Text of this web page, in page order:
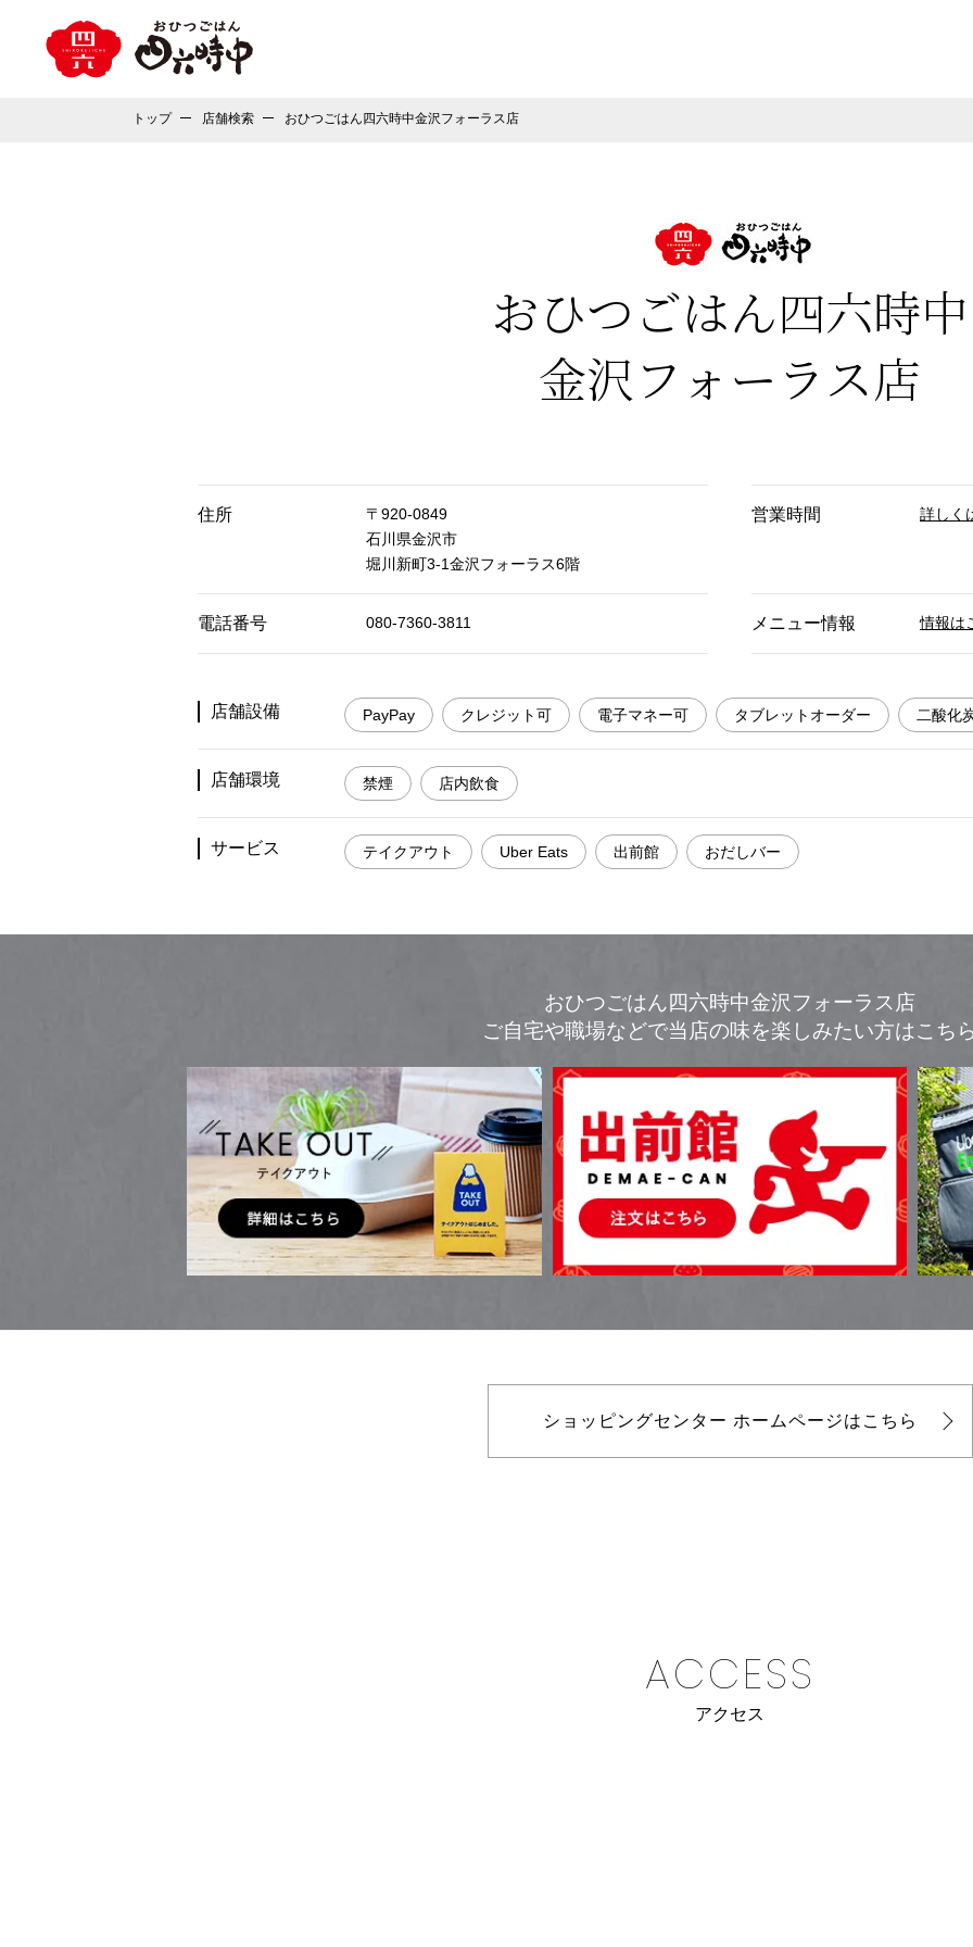
トップ 店舗検索 おひつごはん四六時中金沢フォーラス店
おひつごはん四六時中
金沢フォーラス店
住所
〒920-0849
石川県金沢市
堀川新町3-1金沢フォーラス6階
営業時間 詳しく
電話番号 080-7360-3811 メニュー情報 情報は
店舗設備 PayPay クレジット可 電子マネー可 タブレットオーダー 二酸化
店舗環境 禁煙 店内飲食
サービス テイクアウト Uber Eats 出前館 おだしバー
おひつごはん四六時中金沢フォーラス店
ご自宅や職場などで当店の味を楽しみたい方はこち
ショッピングセンター ホームページはこちら
ACCESS
アクセス